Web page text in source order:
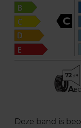
C
72
ABC
Deze band is